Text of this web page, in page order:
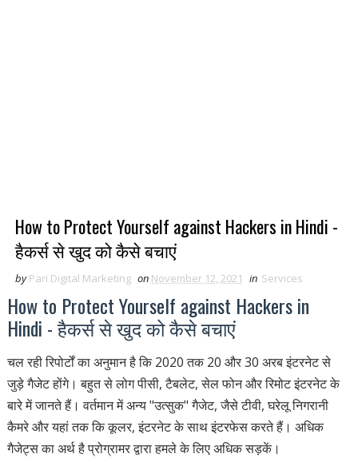
How to Protect Yourself against Hackers in Hindi -
हैकर्स से खुद को कैसे बचाएं
by Pari Digital Marketing on November 12, 2021 in Services
How to Protect Yourself against Hackers in
Hindi - हैकर्स से खुद को कैसे बचाएं
चल रही रिपोर्टों का अनुमान है कि 2020 तक 20 और 30 अरब इंटरनेट से
जुड़े गैजेट होंगे। बहुत से लोग पीसी, टैबलेट, सेल फोन और रिमोट इंटरनेट के
बारे में जानते हैं। वर्तमान में अन्य "उत्सुक" गैजेट, जैसे टीवी, घरेलू निगरानी
कैमरे और यहां तक ​​कि कूलर, इंटरनेट के साथ इंटरफेस करते हैं। अधिक
गैजेट्स का अर्थ है प्रोग्रामर द्वारा हमले के लिए अधिक सड़कें।